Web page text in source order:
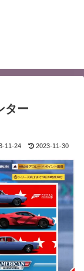
ター
11-24 2023-11-30